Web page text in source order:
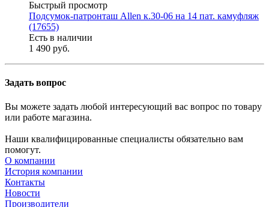
Быстрый просмотр
Подсумок-патронташ Allen к.30-06 на 14 пат. камуфляж
(17655)
Есть в наличии
1 490 руб.
Задать вопрос
Вы можете задать любой интересующий вас вопрос по товару
или работе магазина.
Наши квалифицированные специалисты обязательно вам
помогут.
О компании
История компании
Контакты
Новости
Производители